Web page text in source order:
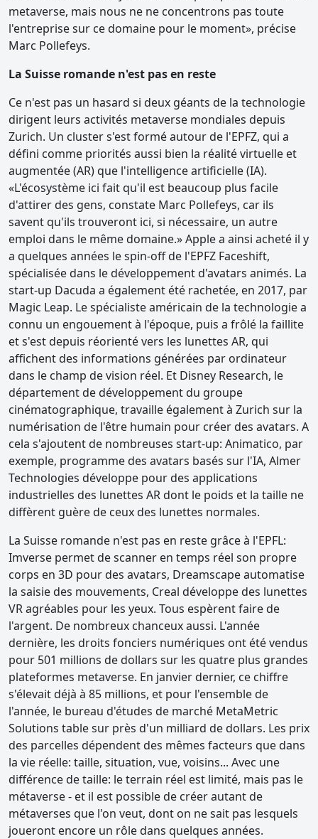
metaverse, mais nous ne ne concentrons pas toute
l'entreprise sur ce domaine pour le moment», précise
Marc Pollefeys.
La Suisse romande n'est pas en reste
Ce n'est pas un hasard si deux géants de la technologie
dirigent leurs activités metaverse mondiales depuis
Zurich. Un cluster s'est formé autour de l'EPFZ, qui a
défini comme priorités aussi bien la réalité virtuelle et
augmentée (AR) que l'intelligence artificielle (IA).
«L'écosystème ici fait qu'il est beaucoup plus facile
d'attirer des gens, constate Marc Pollefeys, car ils
savent qu'ils trouveront ici, si nécessaire, un autre
emploi dans le même domaine.» Apple a ainsi acheté il y
a quelques années le spin-off de l'EPFZ Faceshift,
spécialisée dans le développement d'avatars animés. La
start-up Dacuda a également été rachetée, en 2017, par
Magic Leap. Le spécialiste américain de la technologie a
connu un engouement à l'époque, puis a frôlé la faillite
et s'est depuis réorienté vers les lunettes AR, qui
affichent des informations générées par ordinateur
dans le champ de vision réel. Et Disney Research, le
département de développement du groupe
cinématographique, travaille également à Zurich sur la
numérisation de l'être humain pour créer des avatars. A
cela s'ajoutent de nombreuses start-up: Animatico, par
exemple, programme des avatars basés sur l'IA, Almer
Technologies développe pour des applications
industrielles des lunettes AR dont le poids et la taille ne
diffèrent guère de ceux des lunettes normales.
La Suisse romande n'est pas en reste grâce à l'EPFL:
Imverse permet de scanner en temps réel son propre
corps en 3D pour des avatars, Dreamscape automatise
la saisie des mouvements, Creal développe des lunettes
VR agréables pour les yeux. Tous espèrent faire de
l'argent. De nombreux chanceux aussi. L'année
dernière, les droits fonciers numériques ont été vendus
pour 501 millions de dollars sur les quatre plus grandes
plateformes metaverse. En janvier dernier, ce chiffre
s'élevait déjà à 85 millions, et pour l'ensemble de
l'année, le bureau d'études de marché MetaMetric
Solutions table sur près d'un milliard de dollars. Les prix
des parcelles dépendent des mêmes facteurs que dans
la vie réelle: taille, situation, vue, voisins... Avec une
différence de taille: le terrain réel est limité, mais pas le
métaverse - et il est possible de créer autant de
métaverses que l'on veut, dont on ne sait pas lesquels
joueront encore un rôle dans quelques années.